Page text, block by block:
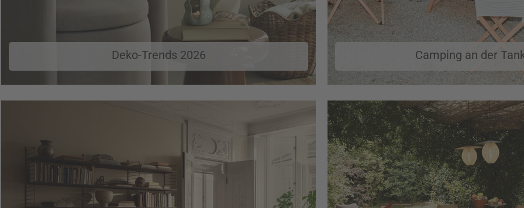
Deko-Trends 2026 Camping an der